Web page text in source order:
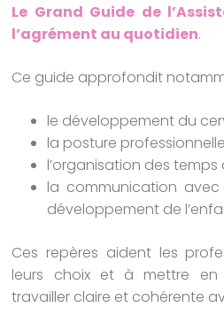
Le Grand Guide de
l’agrément au quotidien.
Ce guide approfondit
le développement du
la posture
l’organisation des temps
la communication
développement de
Ces repères aident les
leurs choix et à mettre
travailler claire et cohérente